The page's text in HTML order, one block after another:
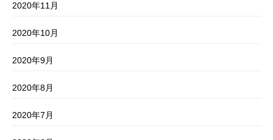
2020年11月
2020年10月
2020年9月
2020年8月
2020年7月